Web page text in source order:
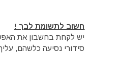
חשוב לתשומת לבך !
יש לקחת בחשבון את
סידורי נסיעה כלשהם,